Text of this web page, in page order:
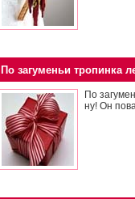
По загуменьи тропинка
По
ну! Он